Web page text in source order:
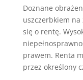
Doznane
uszczerbkiem
się o rentę.
prawem. Renta
przez określony